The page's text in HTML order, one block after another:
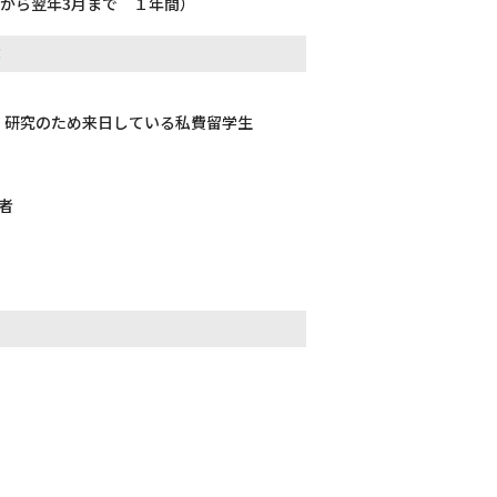
究のため来日している私費留学生